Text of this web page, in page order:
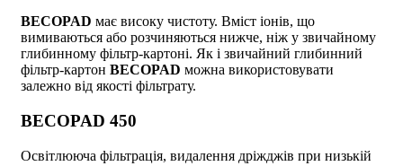
BECOPAD має високу чистоту. Вміст іонів, що
вимиваються або розчиняються нижче, ніж у звичайному
глибинному фільтр-картоні. Як і звичайний глибинний
фільтр-картон BECOPAD можна використовувати
залежно від якості фільтрату.
BECOPAD 450
Освітлююча фільтрація, видалення дріжджів при низькій